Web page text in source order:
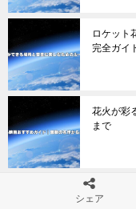
ロケット
完全ガイ
花火が彩
まで
シェア